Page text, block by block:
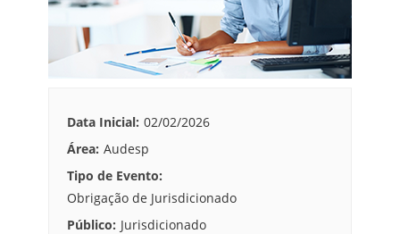
Data Inicial: 02/02/2026
Área: Audesp
Tipo de Evento:
Obrigação de Jurisdicionado
Público: Jurisdicionado